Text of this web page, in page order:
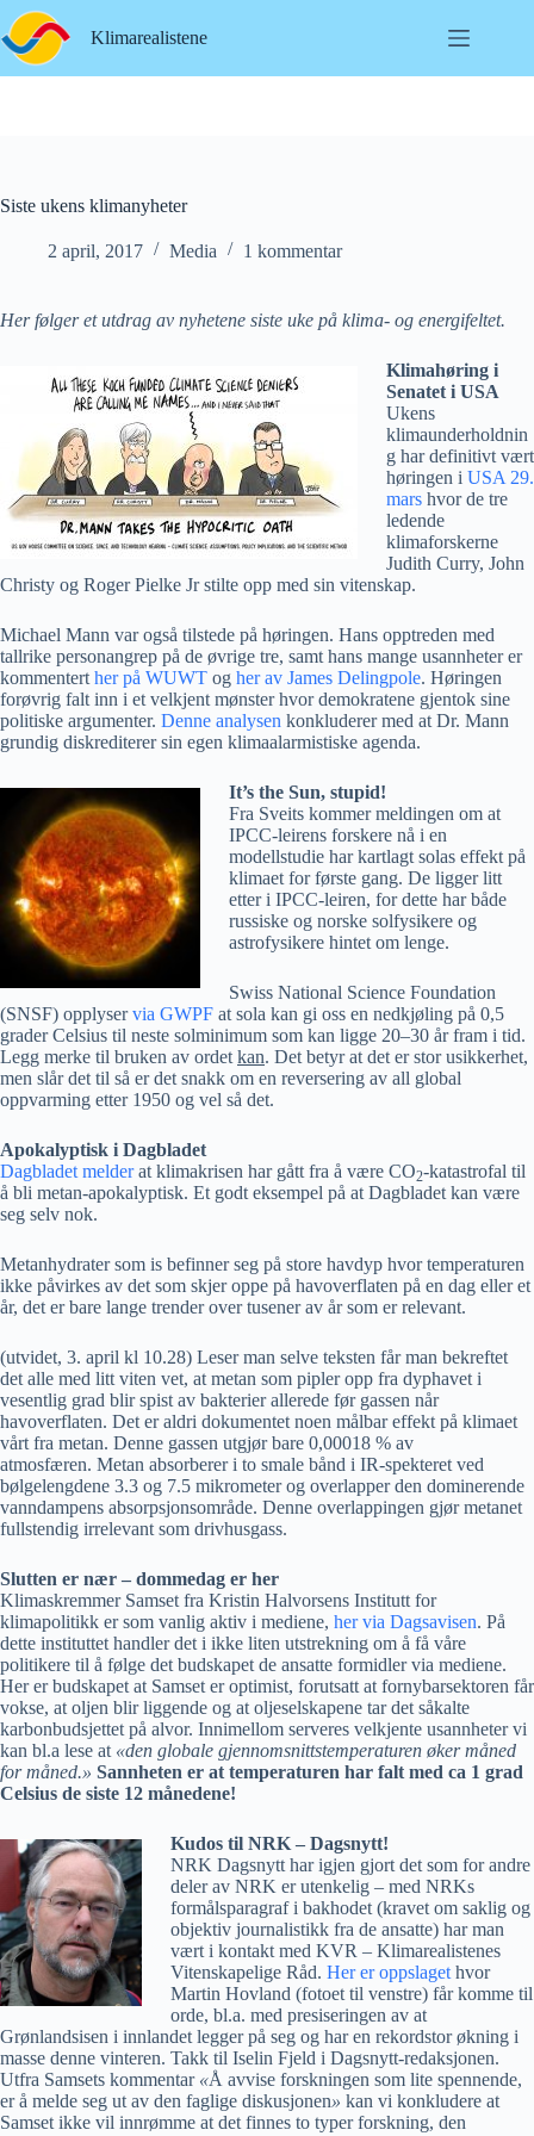
Hopp
til
innholdet
Klimarealistene
Siste ukens klimanyheter
2 april, 2017 Media 1 kommentar
Her følger et utdrag av nyhetene siste uke på klima- og energifeltet.
Klimahøring i
Senatet i USA
Ukens
klimaunderholdnin
g har definitivt vært
høringen i USA 29.
mars hvor de tre
ledende
klimaforskerne
Judith Curry, John
Christy og Roger Pielke Jr stilte opp med sin vitenskap.
Michael Mann var også tilstede på høringen. Hans opptreden med
tallrike personangrep på de øvrige tre, samt hans mange usannheter er
kommentert her på WUWT og her av James Delingpole. Høringen
forøvrig falt inn i et velkjent mønster hvor demokratene gjentok sine
politiske argumenter. Denne analysen konkluderer med at Dr. Mann
grundig diskrediterer sin egen klimaalarmistiske agenda.
It’s the Sun, stupid!
Fra Sveits kommer meldingen om at
IPCC-leirens forskere nå i en
modellstudie har kartlagt solas effekt på
klimaet for første gang. De ligger litt
etter i IPCC-leiren, for dette har både
russiske og norske solfysikere og
astrofysikere hintet om lenge.
Swiss National Science Foundation
(SNSF) opplyservia GWPF at sola kan gi oss en nedkjøling på 0,5
grader Celsius til neste solminimum som kan ligge 20–30 år fram i tid.
Legg merke til bruken av ordet kan. Det betyr at det er stor usikkerhet,
men slår det til så er det snakk om en reversering av all global
oppvarming etter 1950 og vel så det.
Apokalyptisk i Dagbladet
Dagbladet melderat klimakrisen har gått fra å være CO2-katastrofal til
å bli metan-apokalyptisk. Et godt eksempel på at Dagbladet kan være
seg selv nok.
Metanhydrater som is befinner seg på store havdyp hvor temperaturen
ikke påvirkes av det som skjer oppe på havoverflaten på en dag eller et
år, det er bare lange trender over tusener av år som er relevant.
(utvidet, 3. april kl 10.28) Leser man selve teksten får man bekreftet
det alle med litt viten vet, at metan som pipler opp fra dyphavet i
vesentlig grad blir spist av bakterier allerede før gassen når
havoverflaten. Det er aldri dokumentet noen målbar effekt på klimaet
vårt fra metan. Denne gassen utgjør bare 0,00018 % av
atmosfæren. Metan absorberer i to smale bånd i IR-spekteret ved
bølgelengdene 3.3 og 7.5 mikrometer og overlapper den dominerende
vanndampens absorpsjonsområde. Denne overlappingen gjør metanet
fullstendig irrelevant som drivhusgass.
Slutten er nær – dommedag er her
Klimaskremmer Samset fra Kristin Halvorsens Institutt for
klimapolitikk er som vanlig aktiv i mediene, her via Dagsavisen. På
dette instituttet handler det i ikke liten utstrekning om å få våre
politikere til å følge det budskapet de ansatte formidler via mediene.
Her er budskapet at Samset er optimist, forutsatt at fornybarsektoren får
vokse, at oljen blir liggende og at oljeselskapene tar det såkalte
karbonbudsjettet på alvor. Innimellom serveres velkjente usannheter vi
kan bl.a lese at «den globale gjennomsnittstemperaturen øker måned
for måned.» Sannheten er at temperaturen har falt med ca 1 grad
Celsius de siste 12 månedene!
Kudos til NRK – Dagsnytt!
NRK Dagsnytt har igjen gjort det som for andre
deler av NRK er utenkelig – med NRKs
formålsparagraf i bakhodet (kravet om saklig og
objektiv journalistikk fra de ansatte) har man
vært i kontakt med KVR – Klimarealistenes
Vitenskapelige Råd. Her er oppslaget hvor
Martin Hovland (fotoet til venstre) får komme til
orde, bl.a. med presiseringen av at
Grønlandsisen i innlandet legger på seg og har en rekordstor økning i
masse denne vinteren. Takk til Iselin Fjeld i Dagsnytt-redaksjonen.
Utfra Samsets kommentar «Å avvise forskningen som lite spennende,
er å melde seg ut av den faglige diskusjonen» kan vi konkludere at
Samset ikke vil innrømme at det finnes to typer forskning, den